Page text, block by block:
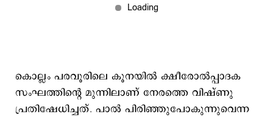
കൊല്ലം പരവൂരിലെ കൂനയിൽ ക്ഷീരോൽപ്പാദക
സംഘത്തിന്റെ മുന്നിലാണ് നേരത്തെ വിഷ്ണു
പ്രതിഷേധിച്ചത്. പാൽ പിരിഞ്ഞുപോകുന്നുവെന്ന